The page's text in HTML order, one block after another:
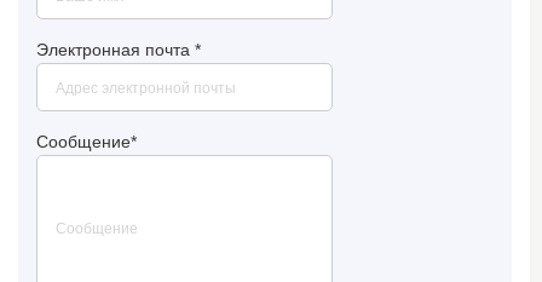
Электронная почта *
Сообщение*